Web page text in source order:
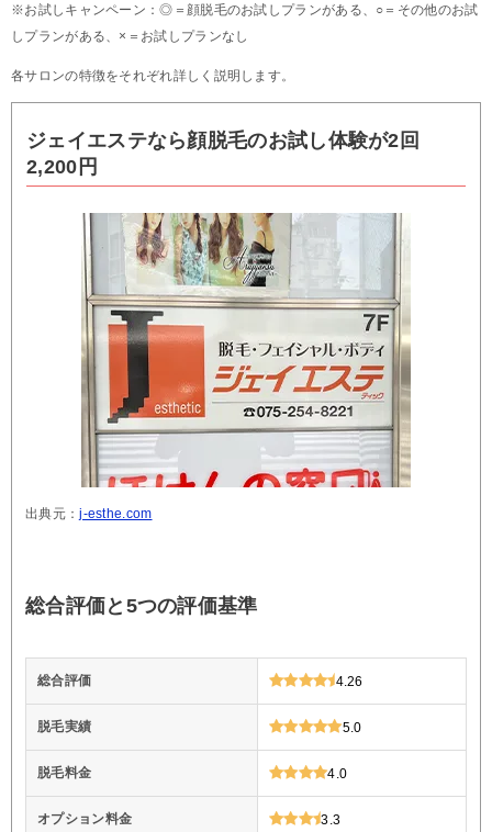
※お試しキャンペーン：◎＝顔脱毛のお試しプランがある、○＝その他のお試
しプランがある、×＝お試しプランなし
各サロンの特徴をそれぞれ詳しく説明します。
ジェイエステなら顔脱毛のお試し体験が2回
2,200円
出典元：j-esthe.com
総合評価と5つの評価基準
総合評価 4.26
脱毛実績 5.0
脱毛料金 4.0
オプション料金 3.3